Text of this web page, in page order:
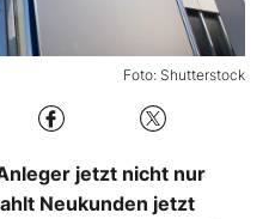
Foto: Shutterstock
jetzt nicht nur
Neukunden jetzt